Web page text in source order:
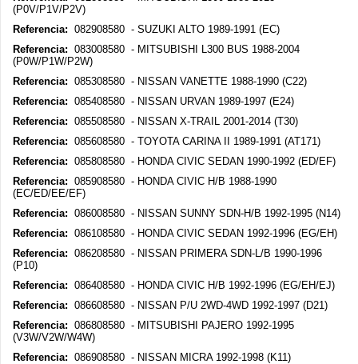
(P0V/P1V/P2V)
Referencia: 082908580 - SUZUKI ALTO 1989-1991 (EC)
Referencia: 083008580 - MITSUBISHI L300 BUS 1988-2004
(P0W/P1W/P2W)
Referencia: 085308580 - NISSAN VANETTE 1988-1990 (C22)
Referencia: 085408580 - NISSAN URVAN 1989-1997 (E24)
Referencia: 085508580 - NISSAN X-TRAIL 2001-2014 (T30)
Referencia: 085608580 - TOYOTA CARINA II 1989-1991 (AT171)
Referencia: 085808580 - HONDA CIVIC SEDAN 1990-1992 (ED/EF)
Referencia: 085908580 - HONDA CIVIC H/B 1988-1990
(EC/ED/EE/EF)
Referencia: 086008580 - NISSAN SUNNY SDN-H/B 1992-1995 (N14)
Referencia: 086108580 - HONDA CIVIC SEDAN 1992-1996 (EG/EH)
Referencia: 086208580 - NISSAN PRIMERA SDN-L/B 1990-1996
(P10)
Referencia: 086408580 - HONDA CIVIC H/B 1992-1996 (EG/EH/EJ)
Referencia: 086608580 - NISSAN P/U 2WD-4WD 1992-1997 (D21)
Referencia: 086808580 - MITSUBISHI PAJERO 1992-1995
(V3W/V2W/W4W)
Referencia: 086908580 - NISSAN MICRA 1992-1998 (K11)